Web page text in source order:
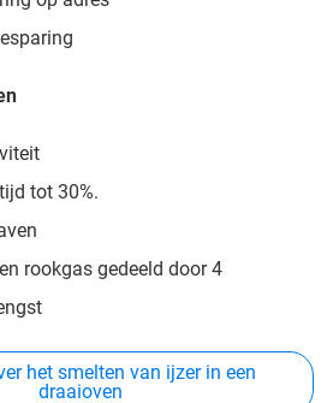
tot 30%.
rookgas gedeeld door 4
het smelten van ijzer in een
draaioven